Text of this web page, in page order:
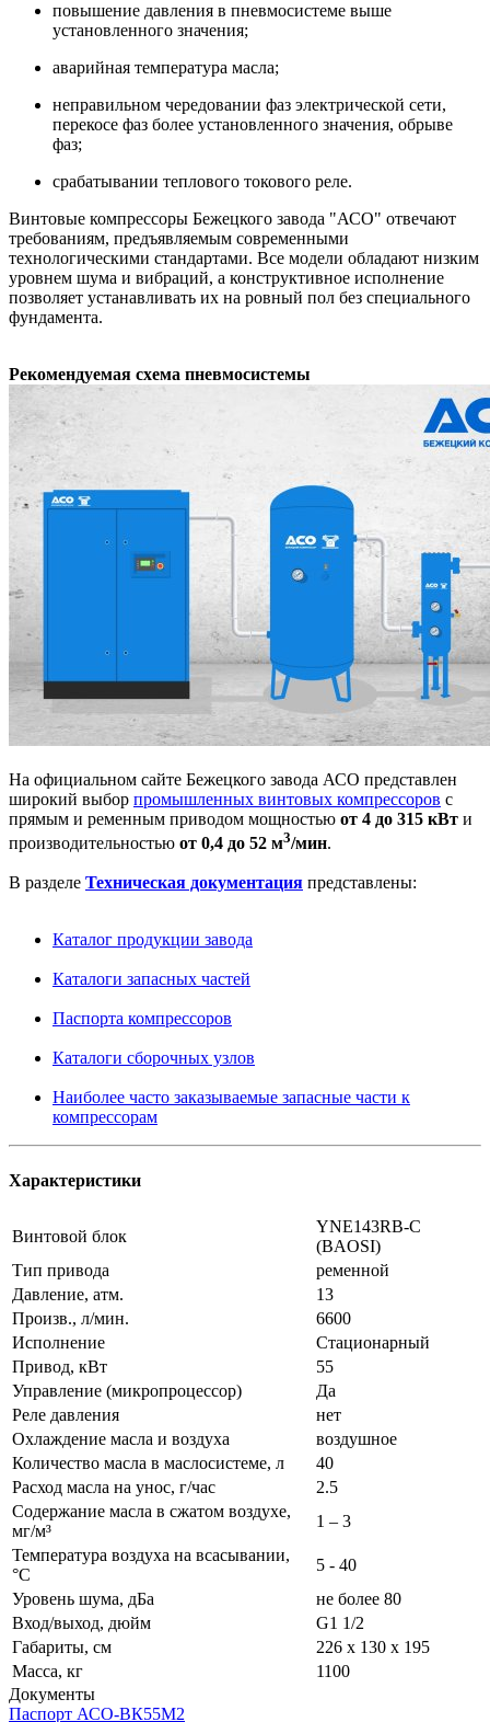
повышение давления в пневмосистеме выше
установленного значения;
аварийная температура масла;
неправильном чередовании фаз электрической сети,
перекосе фаз более установленного значения, обрыве
фаз;
срабатывании теплового токового реле.
Винтовые компрессоры Бежецкого завода "АСО" отвечают
требованиям, предъявляемым современными
технологическими стандартами. Все модели обладают низким
уровнем шума и вибраций, а конструктивное исполнение
позволяет устанавливать их на ровный пол без специального
фундамента.
Рекомендуемая схема пневмосистемы
На официальном сайте Бежецкого завода АСО представлен
широкий выбор промышленных винтовых компрессоров с
прямым и ременным приводом мощностью от 4 до 315 кВт и
производительностью от 0,4 до 52 м3/мин.
В разделе Техническая документация представлены:
Каталог продукции завода
Каталоги запасных частей
Паспорта компрессоров
Каталоги сборочных узлов
Наиболее часто заказываемые запасные части к
компрессорам
Характеристики
Винтовой блок
YNE143RB-C
(BAOSI)
Тип привода
ременной
Давление, атм.
13
Произв., л/мин.
6600
Исполнение
Стационарный
Привод, кВт
55
Управление (микропроцессор)
Да
Реле давления
нет
Охлаждение масла и воздуха
воздушное
Количество масла в маслосистеме, л
40
Расход масла на унос, г/час
2.5
Содержание масла в сжатом воздухе,
мг/м³
1 – 3
Температура воздуха на всасывании,
°С
5 - 40
Уровень шума, дБа
не более 80
Вход/выход, дюйм
G1 1/2
Габариты, см
226 х 130 х 195
Масса, кг
1100
Документы
Паспорт АСО-ВК55М2